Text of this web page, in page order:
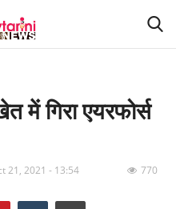
में गिरा एयरफोर्स
21, 2021 - 13:54 770